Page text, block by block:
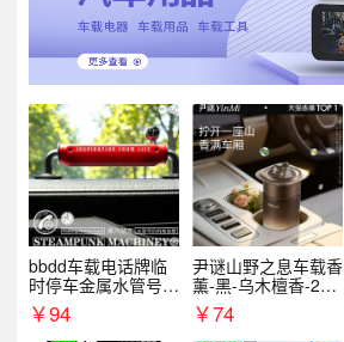
bbdd车载电话牌临
时停车金属水管号码
牌可隐藏创意趣味
￥94
尹谜山野之息车载香
薰-黑-乌木檀香-200
g￥74